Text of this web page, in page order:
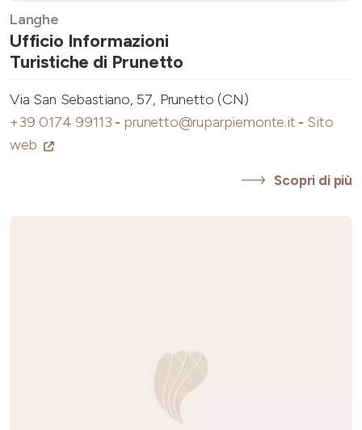
Langhe
Ufficio Informazioni
Turistiche di Prunetto
Via San Sebastiano, 57, Prunetto (CN)
+39 0174 99113 - prunetto@ruparpiemonte.it - Sito
web
Scopri di più